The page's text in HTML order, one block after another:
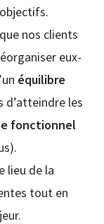
nos clients
eux-
équilibre
d’atteindre les
fonctionnel
lieu de la
tout en